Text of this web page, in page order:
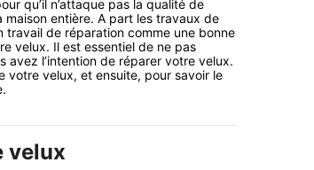
qu’il n’attaque pas la qualité de
entière. A part les travaux de
de réparation comme une bonne
velux. Il est essentiel de ne pas
avez l’intention de réparer votre velux.
votre velux, et ensuite, pour savoir le
velux